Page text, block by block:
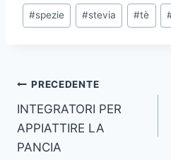
#spezie #stevia #tè
Navigazione
articoli
PRECEDENTE
INTEGRATORI PER
APPIATTIRE LA
PANCIA